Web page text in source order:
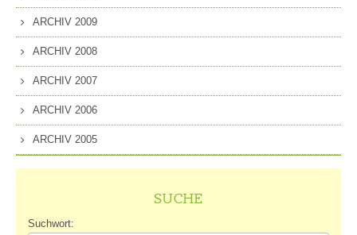
ARCHIV 2009
ARCHIV 2008
ARCHIV 2007
ARCHIV 2006
ARCHIV 2005
SUCHE
Suchwort: